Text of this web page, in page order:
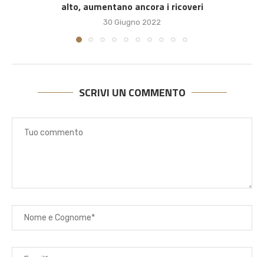
alto, aumentano ancora i ricoveri
30 Giugno 2022
SCRIVI UN COMMENTO